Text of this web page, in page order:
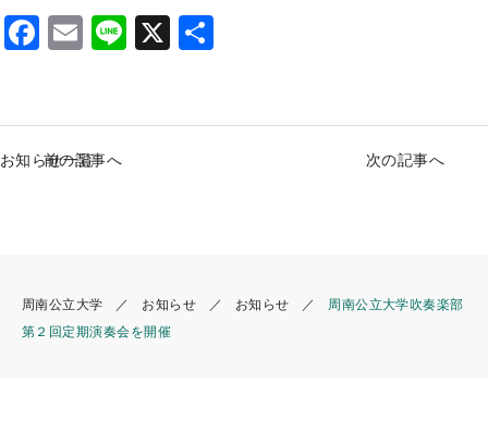
F
e
b
E
l
Li
X
e
前の記事へ 次の記事へ
お知らせ一覧
周南公立大学 お知らせ お知らせ
周南公立大学吹奏楽部
第２回定期演奏会を開催